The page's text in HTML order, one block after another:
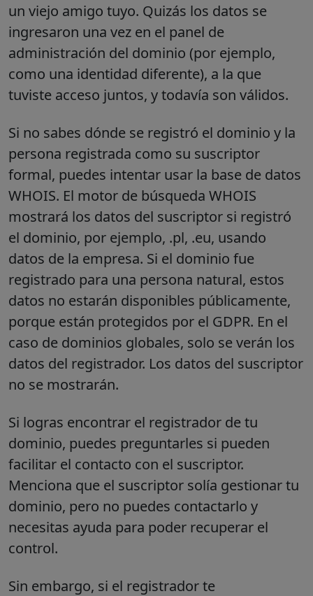
un viejo amigo tuyo. Quizás los datos se
ingresaron una vez en el panel de
administración del dominio (por ejemplo,
como una identidad diferente), a la que
tuviste acceso juntos, y todavía son válidos.
Si no sabes dónde se registró el dominio y la
persona registrada como su suscriptor
formal, puedes intentar usar la base de datos
WHOIS. El motor de búsqueda WHOIS
mostrará los datos del suscriptor si registró
el dominio, por ejemplo, .pl, .eu, usando
datos de la empresa. Si el dominio fue
registrado para una persona natural, estos
datos no estarán disponibles públicamente,
porque están protegidos por el GDPR. En el
caso de dominios globales, solo se verán los
datos del registrador. Los datos del suscriptor
no se mostrarán.
Si logras encontrar el registrador de tu
dominio, puedes preguntarles si pueden
facilitar el contacto con el suscriptor.
Menciona que el suscriptor solía gestionar tu
dominio, pero no puedes contactarlo y
necesitas ayuda para poder recuperar el
control.
Sin embargo, si el registrador te